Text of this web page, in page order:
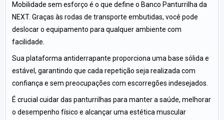
Mobilidade sem esforço é o que define o Banco Panturrilha da
NEXT. Graças às rodas de transporte embutidas, você pode
deslocar o equipamento para qualquer ambiente com
facilidade.
Sua plataforma antiderrapante proporciona uma base sólida e
estável, garantindo que cada repetição seja realizada com
confiança e sem preocupações com escorregões indesejados.
É crucial cuidar das panturrilhas para manter a saúde, melhorar
o desempenho físico e alcançar uma estética muscular